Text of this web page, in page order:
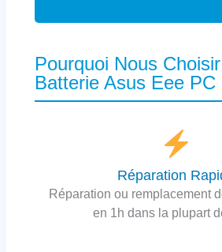
Pourquoi Nous
Batterie Asus Eee PC
Réparation
Réparation ou remplacement
en 1h dans la plupart